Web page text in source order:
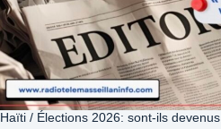
Haïti / Élections 2026: sont-ils